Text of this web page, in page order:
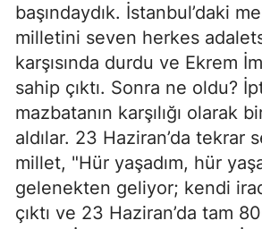
başındaydık. İstanbul’daki
milletini seven herkes
karşısında durdu ve Ekrem
sahip çıktı. Sonra ne oldu?
mazbatanın karşılığı olarak
aldılar. 23 Haziran’da tekrar
millet, "Hür yaşadım, hür
gelenekten geliyor; kendi
çıktı ve 23 Haziran’da tam